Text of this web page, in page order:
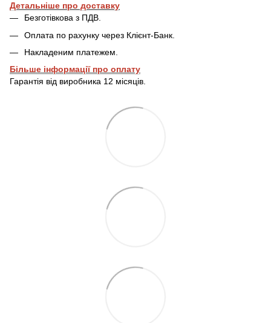
Детальніше про доставку
Безготівкова з ПДВ.
Оплата по рахунку через Клієнт-Банк.
Накладеним платежем.
Більше інформації про оплату
Гарантія від виробника 12 місяців.